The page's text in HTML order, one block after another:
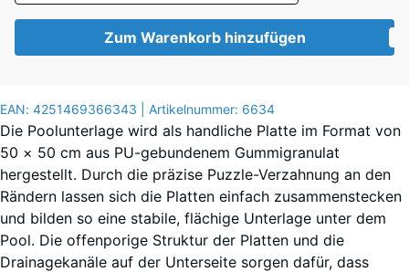
EAN: 4251469366343 | Artikelnummer: 6634
Die Poolunterlage wird als handliche Platte im Format von
50 × 50 cm aus PU-gebundenem Gummigranulat
hergestellt. Durch die präzise Puzzle-Verzahnung an den
Rändern lassen sich die Platten einfach zusammenstecken
und bilden so eine stabile, flächige Unterlage unter dem
Pool. Die offenporige Struktur der Platten und die
Drainagekanäle auf der Unterseite sorgen dafür, dass
Ziegelrot
anders angegeben)
für die
verwendet.
50 x
50 x
4
cm |
0,25
m²
Zum Warenkorb hinzufügen